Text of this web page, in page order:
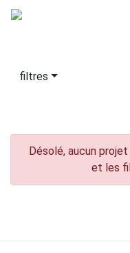
filtres
Désolé, aucun
et les